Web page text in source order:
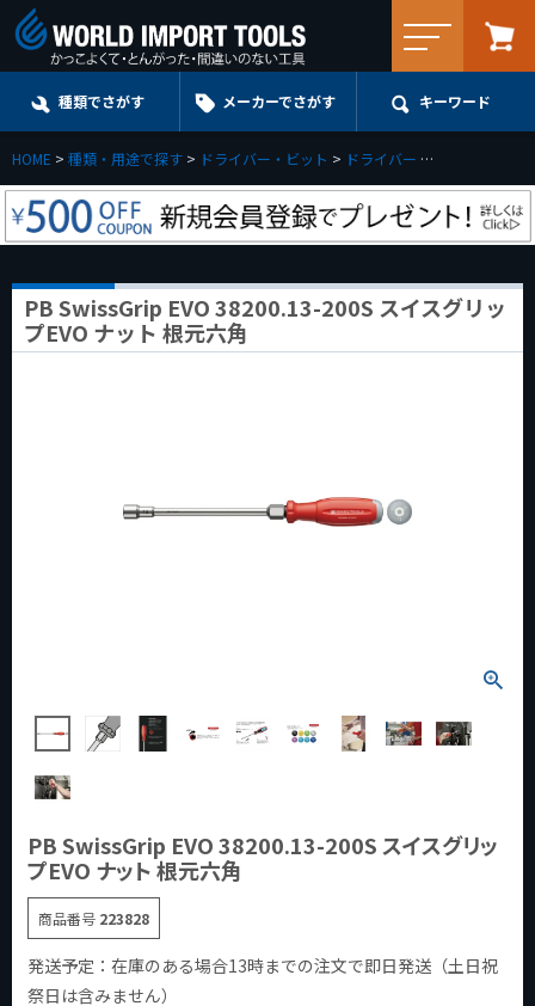
種類でさがす メーカーでさがす キーワード
HOME 種類・用途で探す ドライバー・ビット ドライバー
PB SwissGrip EVO 38200.13-200S スイスグリッ
プEVO ナット 根元六角
PB SwissGrip EVO 38200.13-200S スイスグリッ
プEVO ナット 根元六角
商品番号 223828
発送予定：在庫のある場合13時までの注文で即日発送（土日祝
祭日は含みません）